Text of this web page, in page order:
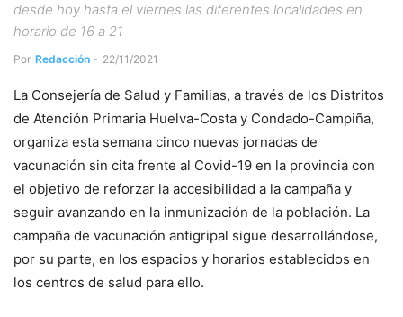
desde hoy hasta el viernes las diferentes localidades en
horario de 16 a 21
Por Redacción - 22/11/2021
La Consejería de Salud y Familias, a través de los Distritos
de Atención Primaria Huelva-Costa y Condado-Campiña,
organiza esta semana cinco nuevas jornadas de
vacunación sin cita frente al Covid-19 en la provincia con
el objetivo de reforzar la accesibilidad a la campaña y
seguir avanzando en la inmunización de la población. La
campaña de vacunación antigripal sigue desarrollándose,
por su parte, en los espacios y horarios establecidos en
los centros de salud para ello.